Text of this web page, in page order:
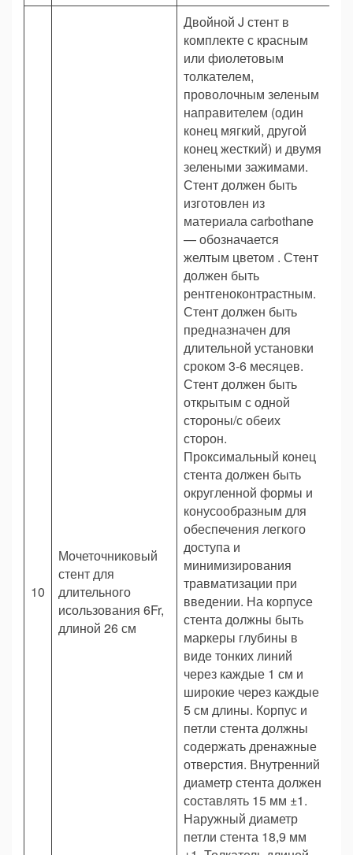
10
Мочеточниковый
стент для
длительного
исользования 6Fr,
длиной 26 см
Двойной J стент в
комплекте с красным
или фиолетовым
толкателем,
проволочным зеленым
направителем (один
конец мягкий, другой
конец жесткий) и двумя
зелеными зажимами.
Стент должен быть
изготовлен из
материала carbothane
— обозначается
желтым цветом . Стент
должен быть
рентгеноконтрастным.
Стент должен быть
предназначен для
длительной установки
сроком 3-6 месяцев.
Стент должен быть
открытым с одной
стороны/с обеих
сторон.
Проксимальный конец
стента должен быть
округленной формы и
конусообразным для
обеспечения легкого
доступа и
минимизирования
травматизации при
введении. На корпусе
стента должны быть
маркеры глубины в
виде тонких линий
через каждые 1 см и
широкие через каждые
5 см длины. Корпус и
петли стента должны
содержать дренажные
отверстия. Внутренний
диаметр стента должен
составлять 15 мм ±1.
Наружный диаметр
петли стента 18,9 мм